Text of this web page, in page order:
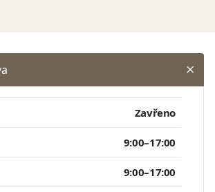
Zavřeno
9:00–17:00
9:00–17:00